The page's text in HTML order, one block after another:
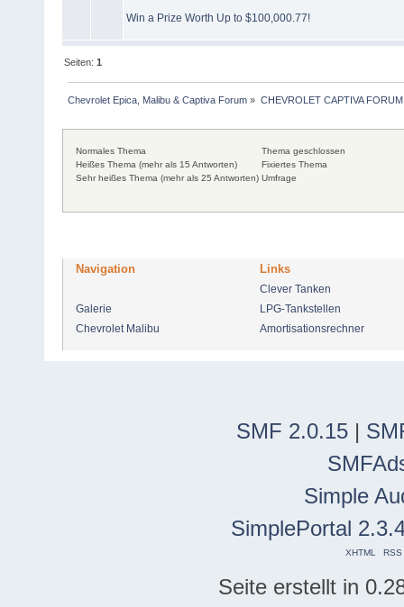
Win a Prize Worth Up to $100,000.77!
Seiten:1
Chevrolet Epica, Malibu & Captiva Forum » CHEVROLET CAPTIVA FORUM
Normales Thema
Heißes Thema (mehr als 15 Antworten)
Sehr heißes Thema (mehr als 25 Antworten)
Thema geschlossen
Fixiertes Thema
Umfrage
Navigation Links
Clever Tanken
Galerie
LPG-Tankstellen
Chevrolet Malibu
Amortisationsrechner
SMF 2.0.15 |
Simple
SimplePortal
XHTML RSS
Seite erstellt in